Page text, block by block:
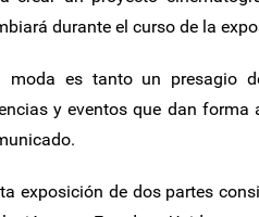
durante el curso de la
moda es tanto un presagio
y eventos que dan forma
exposición de dos partes